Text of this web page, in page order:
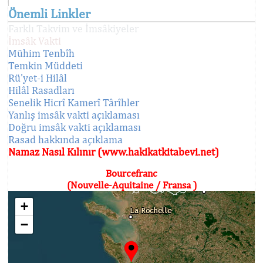
Önemli Linkler
Farklı Takvim ve İmsâkiyeler
İmsâk Vakti
Mühim Tenbîh
Temkin Müddeti
Rü'yet-i Hilâl
Hilâl Rasadları
Senelik Hicrî Kamerî Târîhler
Yanlış imsâk vakti açıklaması
Doğru imsâk vakti açıklaması
Rasad hakkında açıklama
Namaz Nasıl Kılınır (www.hakikatkitabevi.net)
Bourcefranc
(Nouvelle-Aquitaine / Fransa )
+
−